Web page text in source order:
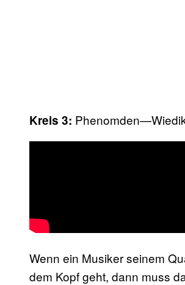
Kreis 3:
Wenn ein Musiker seinem
dem Kopf geht, dann muss